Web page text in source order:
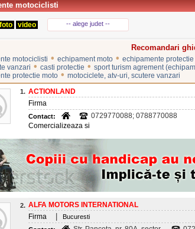
motociclisti
foto video -- alege judet --
Recomandari
motociclisti • echipament moto • echipamente
vanzari • casti protectie • sport turism agrement
protectie moto • motociclete, atv-uri, scutere vanzari
1. ACTIONLAND
Firma
Contact:
0729770088; 0788770088
Comercializeaza si
2. ALFA MOTORS INTERNATIONAL
Firma
Bucuresti